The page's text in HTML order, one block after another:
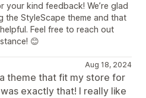
your kind feedback! We’re glad
the StyleScape theme and that
Feel free to reach out
😊
Aug 18, 2024
theme that fit my store for
exactly that! I really like